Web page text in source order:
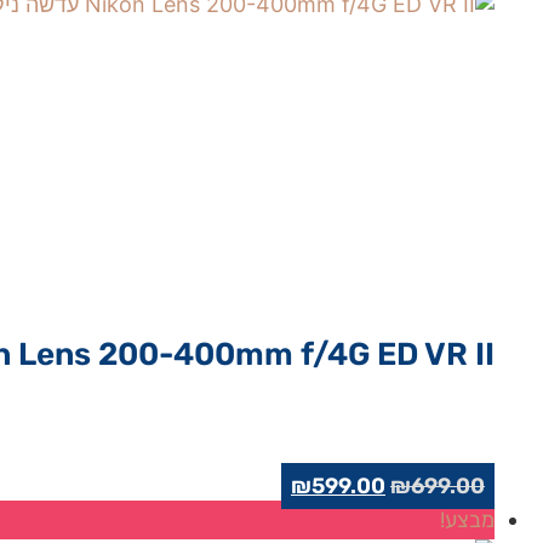
Lens 200-400mm f/4G ED VR II…
₪699.00
המחיר
המקורי
₪599.00
הנוכחי
מבצע!